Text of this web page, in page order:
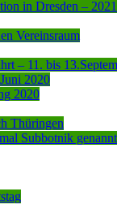
in Dresden – 2021
Vereinsraum
– 11. bis
2020
2020
Thüringen
Subbotnik genannt